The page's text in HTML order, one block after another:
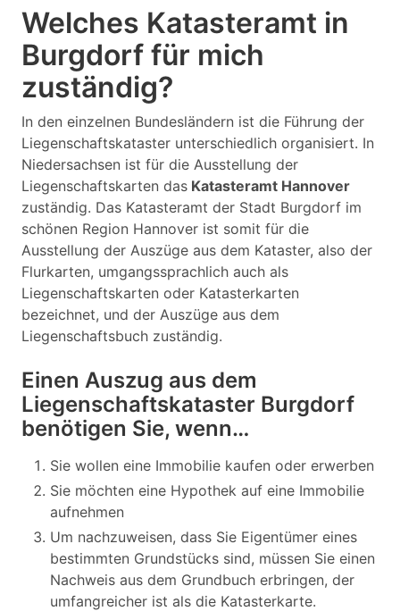
Welches Katasteramt in
Burgdorf für mich
zuständig?
In den einzelnen Bundesländern ist die Führung der
Liegenschaftskataster unterschiedlich organisiert. In
Niedersachsen ist für die Ausstellung der
Liegenschaftskarten das Katasteramt Hannover
zuständig. Das Katasteramt der Stadt Burgdorf im
schönen Region Hannover ist somit für die
Ausstellung der Auszüge aus dem Kataster, also der
Flurkarten, umgangssprachlich auch als
Liegenschaftskarten oder Katasterkarten
bezeichnet, und der Auszüge aus dem
Liegenschaftsbuch zuständig.
Einen Auszug aus dem
Liegenschaftskataster Burgdorf
benötigen Sie, wenn…
Sie wollen eine Immobilie kaufen oder erwerben
Sie möchten eine Hypothek auf eine Immobilie
aufnehmen
Um nachzuweisen, dass Sie Eigentümer eines
bestimmten Grundstücks sind, müssen Sie einen
Nachweis aus dem Grundbuch erbringen, der
umfangreicher ist als die Katasterkarte.